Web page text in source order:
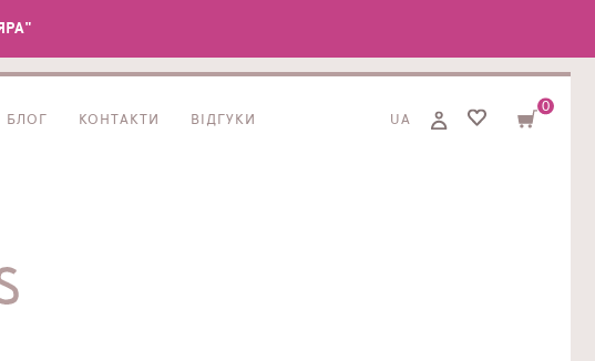
БЛОГ КОНТАКТИ ВІДГУКИ UA
0